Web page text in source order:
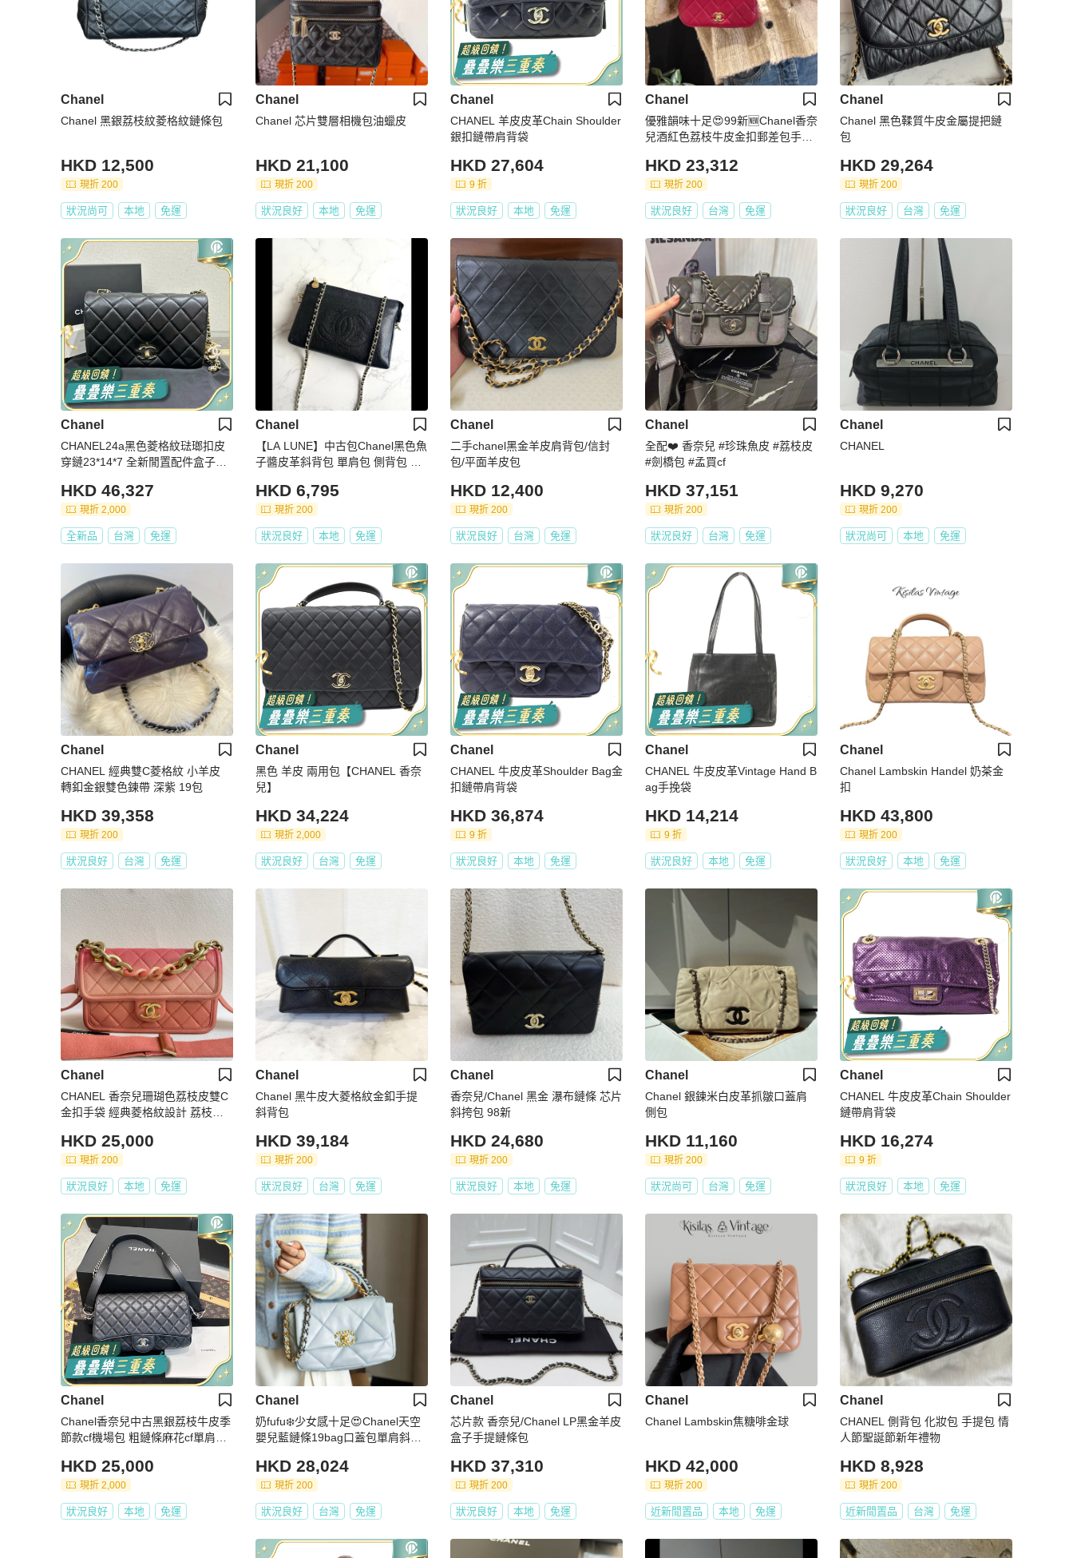
Chanel
Chanel 黑銀荔枝紋菱格紋鏈條包
HKD 12,500
現折 200
狀況尚可 本地 免運
Chanel
Chanel 芯片雙層相機包油蠟皮
HKD 21,100
現折 200
狀況良好 本地 免運
Chanel
CHANEL 羊皮皮革Chain Shoulder
銀扣鏈帶肩背袋
HKD 27,604
9 折
狀況良好 本地 免運
Chanel
優雅韻味十足😍99新🆕Chanel香奈
兒酒紅色荔枝牛皮金扣郵差包手提
HKD 23,312
現折 200
狀況良好 台灣 免運
Chanel
Chanel 黑色鞣質牛皮金屬提把鏈
包
HKD 29,264
現折 200
狀況良好 台灣 免運
Chanel
CHANEL24a黑色菱格紋琺瑯扣皮
穿鏈23*14*7 全新閒置配件盒子塵
HKD 46,327
現折 2,000
全新品 台灣 免運
Chanel
【LA LUNE】中古包Chanel黑色魚
子醬皮革斜背包 單肩包 側背包 二
HKD 6,795
現折 200
狀況良好 本地 免運
Chanel
二手chanel黑金羊皮肩背包/信封
包/平面羊皮包
HKD 12,400
現折 200
狀況良好 台灣 免運
Chanel
全配❤️ 香奈兒 #珍珠魚皮 #荔枝皮
#劍橋包 #孟買cf
HKD 37,151
現折 200
狀況良好 台灣 免運
Chanel
CHANEL
HKD 9,270
現折 200
狀況尚可 本地 免運
Chanel
CHANEL 經典雙C菱格紋 小羊皮
轉釦金銀雙色鍊帶 深紫 19包
HKD 39,358
現折 200
狀況良好 台灣 免運
Chanel
黑色 羊皮 兩用包【CHANEL 香奈
兒】
HKD 34,224
現折 2,000
狀況良好 台灣 免運
Chanel
CHANEL 牛皮皮革Shoulder Bag金
扣鏈帶肩背袋
HKD 36,874
9 折
狀況良好 本地 免運
Chanel
CHANEL 牛皮皮革Vintage Hand B
ag手挽袋
HKD 14,214
9 折
狀況良好 本地 免運
Chanel
Chanel Lambskin Handel 奶茶金
扣
HKD 43,800
現折 200
狀況良好 本地 免運
Chanel
CHANEL 香奈兒珊瑚色荔枝皮雙C
金扣手袋 經典菱格紋設計 荔枝紋
HKD 25,000
現折 200
狀況良好 本地 免運
Chanel
Chanel 黑牛皮大菱格紋金釦手提
斜背包
HKD 39,184
現折 200
狀況良好 台灣 免運
Chanel
香奈兒/Chanel 黑金 瀑布鏈條 芯片
斜挎包 98新
HKD 24,680
現折 200
狀況良好 本地 免運
Chanel
Chanel 銀鍊米白皮革抓皺口蓋肩
側包
HKD 11,160
現折 200
狀況尚可 台灣 免運
Chanel
CHANEL 牛皮皮革Chain Shoulder
鏈帶肩背袋
HKD 16,274
9 折
狀況良好 本地 免運
Chanel
Chanel香奈兒中古黑銀荔枝牛皮季
節款cf機場包 粗鏈條麻花cf單肩包
HKD 25,000
現折 2,000
狀況良好 本地 免運
Chanel
奶fufu❄️少女感十足😍Chanel天空
嬰兒藍鏈條19bag口蓋包單肩斜挎
HKD 28,024
現折 200
狀況良好 台灣 免運
Chanel
芯片款 香奈兒/Chanel LP黑金羊皮
盒子手提鏈條包
HKD 37,310
現折 200
狀況良好 本地 免運
Chanel
Chanel Lambskin焦糖啡金球
HKD 42,000
現折 200
近新閒置品 本地 免運
Chanel
CHANEL 側背包 化妝包 手提包 情
人節聖誕節新年禮物
HKD 8,928
現折 200
近新閒置品 台灣 免運